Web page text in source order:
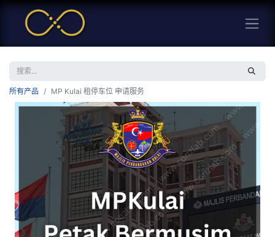
所有产品 MP Kulai 租停车位 申请服务